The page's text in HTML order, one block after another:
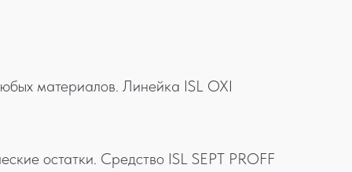
материалов. Линейка ISL OXI
остатки. Средство ISL SEPT PROFF